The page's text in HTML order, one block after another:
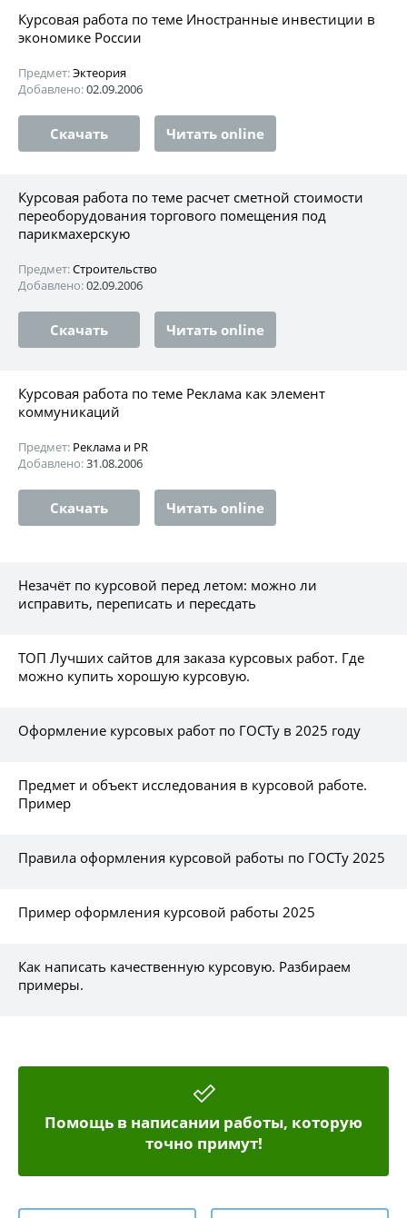
Курсовая работа по теме Иностранные инвестиции в
экономике России
Предмет:Эктеория
Добавлено:02.09.2006
Скачать Читать online
Курсовая работа по теме расчет сметной стоимости
переоборудования торгового помещения под
парикмахерскую
Предмет:Строительство
Добавлено:02.09.2006
Скачать Читать online
Курсовая работа по теме Реклама как элемент
коммуникаций
Предмет: Реклама и PR
Добавлено:31.08.2006
Скачать Читать online
Незачёт по курсовой перед летом: можно ли
исправить, переписать и пересдать
ТОП Лучших сайтов для заказа курсовых работ. Где
можно купить хорошую курсовую.
Оформление курсовых работ по ГОСТу в 2025 году
Предмет и объект исследования в курсовой работе.
Пример
Правила оформления курсовой работы по ГОСТу 2025
Пример оформления курсовой работы 2025
Как написать качественную курсовую. Разбираем
примеры.
Помощь в написании работы, которую
точно примут!